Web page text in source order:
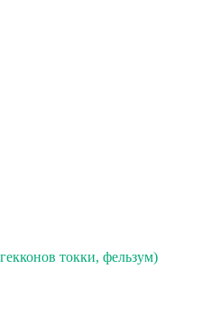
гекконов токки, фельзум)